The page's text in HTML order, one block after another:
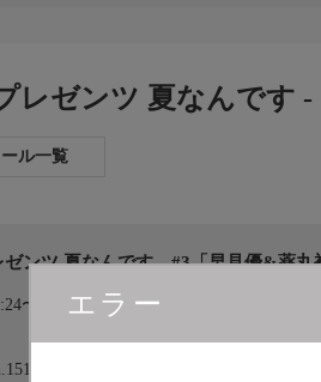
エラー
レゼンツ 夏なんです -
ル一覧
ンツ 夏なんです #3「早見優&薬丸
〜15:54 カレンダー登録